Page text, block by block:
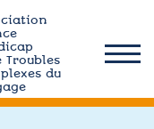
Troubles
du